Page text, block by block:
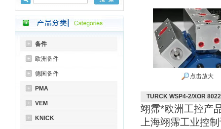
备件
欧洲备件
德国备件
PMA
VEM
KNICK
点击放大
TURCK WSP4-2/XOR
翊霈*欧洲工控
上海翊霈工业